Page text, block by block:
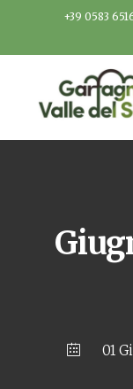
+39 0583
01